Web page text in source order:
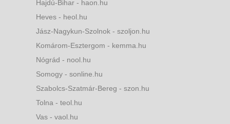
Hajdú-Bihar - haon.hu
Heves - heol.hu
Jász-Nagykun-Szolnok - szoljon.hu
Komárom-Esztergom - kemma.hu
Nógrád - nool.hu
Somogy - sonline.hu
Szabolcs-Szatmár-Bereg - szon.hu
Tolna - teol.hu
Vas - vaol.hu